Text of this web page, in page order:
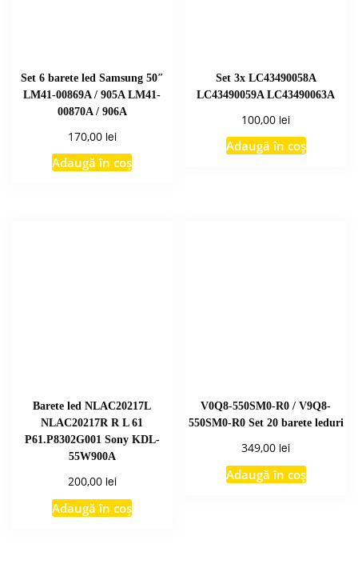
Set 6 barete led Samsung 50″
LM41-00869A / 905A LM41-
00870A / 906A
170,00 lei
Adaugă în coș
Set 3x LC43490058A
LC43490059A LC43490063A
100,00 lei
Adaugă în coș
Barete led NLAC20217L
NLAC20217R R L 61
P61.P8302G001 Sony KDL-
55W900A
200,00 lei
Adaugă în coș
V0Q8-550SM0-R0 / V9Q8-
550SM0-R0 Set 20 barete leduri
349,00 lei
Adaugă în coș